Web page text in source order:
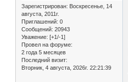
Зарегистрирован: Воскресенье, 14
августа, 2011г.
Приглашений: 0
Сообщений: 20943
Уважение: [+1/-1]
Провел на форуме:
2 года 5 месяцев
Последний визит:
Вторник, 4 августа, 2026г. 22:21:39